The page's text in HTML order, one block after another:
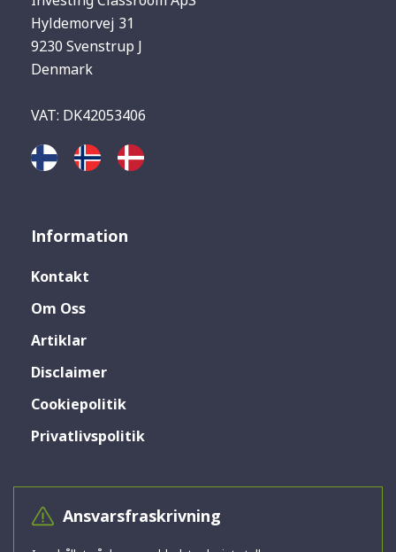
Hyldemorvej 31
9230 Svenstrup J
Denmark
VAT: DK42053406
Information
Kontakt
Om Oss
Artiklar
Disclaimer
Cookiepolitik
Privatlivspolitik
Ansvarsfraskrivning